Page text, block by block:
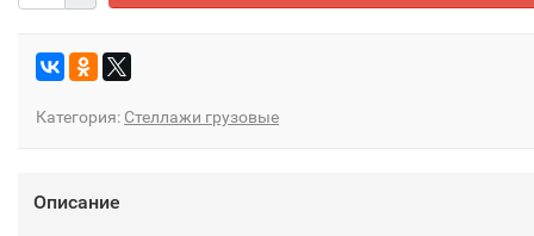
Категория: Стеллажи грузовые
Описание